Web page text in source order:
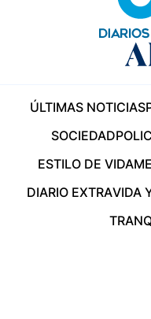
ÚLTIMAS NOTICIAS
SOCIEDAD
ESTILO DE VIDA
DIARIO EXTRAVIDA